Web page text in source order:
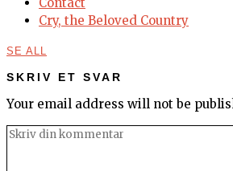
Cry, the Beloved Country
SE ALL
SKRIV ET SVAR
Your email address will not be